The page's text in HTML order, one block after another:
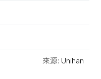
來源: Unihan